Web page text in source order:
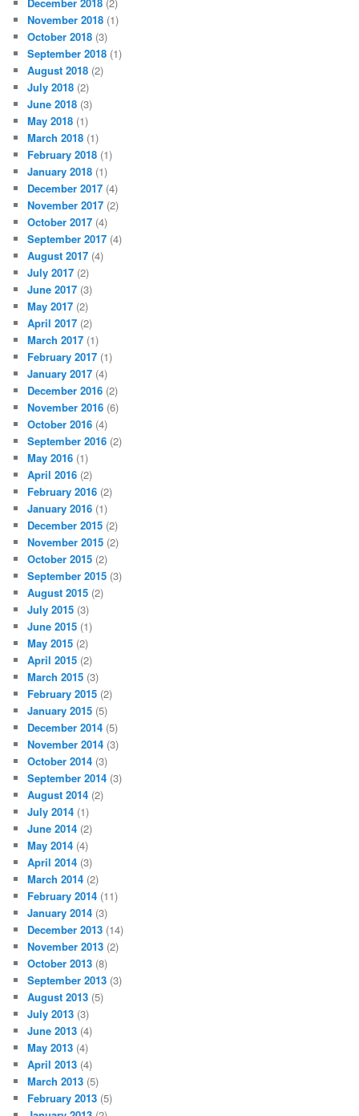
November 2018 (1)
October 2018 (3)
September 2018 (1)
August 2018 (2)
July 2018 (2)
June 2018 (3)
May 2018 (1)
March 2018 (1)
February 2018 (1)
January 2018 (1)
December 2017 (4)
November 2017 (2)
October 2017 (4)
September 2017 (4)
August 2017 (4)
July 2017 (2)
June 2017 (3)
May 2017 (2)
April 2017 (2)
March 2017 (1)
February 2017 (1)
January 2017 (4)
December 2016 (2)
November 2016 (6)
October 2016 (4)
September 2016 (2)
May 2016 (1)
April 2016 (2)
February 2016 (2)
January 2016 (1)
December 2015 (2)
November 2015 (2)
October 2015 (2)
September 2015 (3)
August 2015 (2)
July 2015 (3)
June 2015 (1)
May 2015 (2)
April 2015 (2)
March 2015 (3)
February 2015 (2)
January 2015 (5)
December 2014 (5)
November 2014 (3)
October 2014 (3)
September 2014 (3)
August 2014 (2)
July 2014 (1)
June 2014 (2)
May 2014 (4)
April 2014 (3)
March 2014 (2)
February 2014 (11)
January 2014 (3)
December 2013 (14)
November 2013 (2)
October 2013 (8)
September 2013 (3)
August 2013 (5)
July 2013 (3)
June 2013 (4)
May 2013 (4)
April 2013 (4)
March 2013 (5)
February 2013 (5)